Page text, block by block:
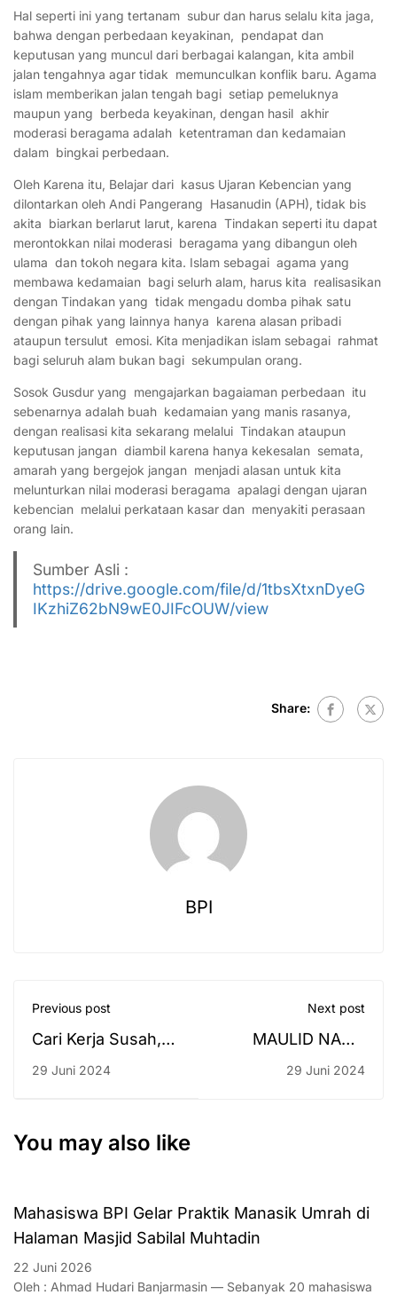
Hal seperti ini yang tertanam subur dan harus selalu kita jaga,
bahwa dengan perbedaan keyakinan, pendapat dan
keputusan yang muncul dari berbagai kalangan, kita ambil
jalan tengahnya agar tidak memunculkan konflik baru. Agama
islam memberikan jalan tengah bagi setiap pemeluknya
maupun yang berbeda keyakinan, dengan hasil akhir
moderasi beragama adalah ketentraman dan kedamaian
dalam bingkai perbedaan.
Oleh Karena itu, Belajar dari kasus Ujaran Kebencian yang
dilontarkan oleh Andi Pangerang Hasanudin (APH), tidak bis
akita biarkan berlarut larut, karena Tindakan seperti itu dapat
merontokkan nilai moderasi beragama yang dibangun oleh
ulama dan tokoh negara kita. Islam sebagai agama yang
membawa kedamaian bagi selurh alam, harus kita realisasikan
dengan Tindakan yang tidak mengadu domba pihak satu
dengan pihak yang lainnya hanya karena alasan pribadi
ataupun tersulut emosi. Kita menjadikan islam sebagai rahmat
bagi seluruh alam bukan bagi sekumpulan orang.
Sosok Gusdur yang mengajarkan bagaiaman perbedaan itu
sebenarnya adalah buah kedamaian yang manis rasanya,
dengan realisasi kita sekarang melalui Tindakan ataupun
keputusan jangan diambil karena hanya kekesalan semata,
amarah yang bergejok jangan menjadi alasan untuk kita
melunturkan nilai moderasi beragama apalagi dengan ujaran
kebencian melalui perkataan kasar dan menyakiti perasaan
orang lain.
Sumber Asli :
https://drive.google.com/file/d/1tbsXtxnDyeG
IKzhiZ62bN9wE0JIFcOUW/view
Share:
BPI
Previous post
Cari Kerja Susah,
Cari Jodoh Susah,
29 Juni 2024
Next post
MAULID NABI :
Mentaati Ajaran
29 Juni 2024
You may also like
Mahasiswa BPI Gelar Praktik Manasik Umrah di
Halaman Masjid Sabilal Muhtadin
22 Juni 2026
Oleh : Ahmad Hudari Banjarmasin — Sebanyak 20 mahasiswa